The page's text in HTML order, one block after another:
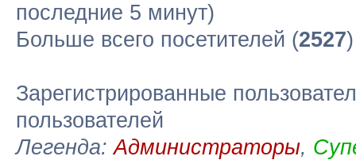
последние 5 минут)
Больше всего посетителей (2527
Зарегистрированные
пользователей
Легенда:Администраторы,